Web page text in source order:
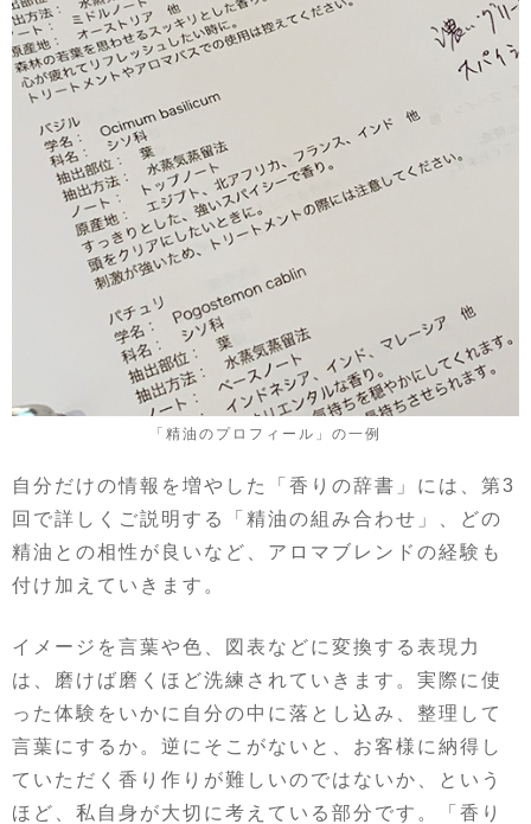
「精油のプロフィール」の一例
自分だけの情報を増やした「香りの辞書」には、第3
回で詳しくご説明する「精油の組み合わせ」、どの
精油との相性が良いなど、アロマブレンドの経験も
付け加えていきます。
イメージを言葉や色、図表などに変換する表現力
は、磨けば磨くほど洗練されていきます。実際に使
った体験をいかに自分の中に落とし込み、整理して
言葉にするか。逆にそこがないと、お客様に納得し
ていただく香り作りが難しいのではないか、という
ほど、私自身が大切に考えている部分です。「香り